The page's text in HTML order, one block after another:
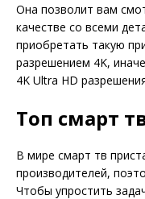
Она позволит вам
качестве со всеми
приобретать такую
разрешением 4K,
4K Ultra HD
Топ смарт
В мире смарт тв
производителей,
Чтобы упростить